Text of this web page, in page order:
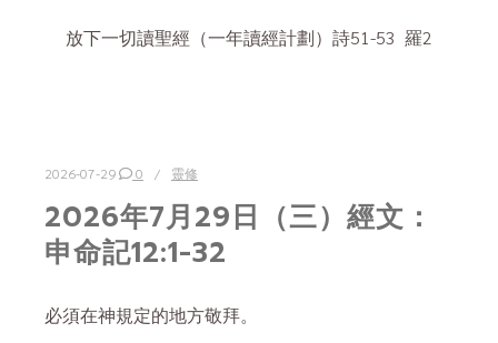
放下一切讀聖經（一年讀經計劃）詩51-53 羅2
2026-07-29 0 靈修
2026年7月29日（三）經文：
申命記12:1-32
必須在神規定的地方敬拜。